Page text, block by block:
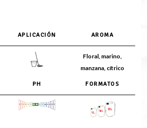
APLICACIÓN AROMA
Floral, marino,
manzana, cítrico
PH FORMATOS